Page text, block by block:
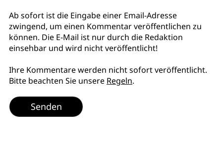
Ab sofort ist die Eingabe einer Email-Adresse
zwingend, um einen Kommentar veröffentlichen zu
können. Die E-Mail ist nur durch die Redaktion
einsehbar und wird nicht veröffentlicht!
Ihre Kommentare werden nicht sofort veröffentlicht.
Bitte beachten Sie unsere Regeln.
Senden